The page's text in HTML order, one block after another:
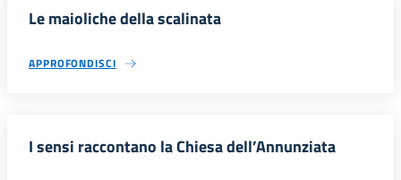
Le maioliche della scalinata
APPROFONDISCI
I sensi raccontano la Chiesa dell’Annunziata